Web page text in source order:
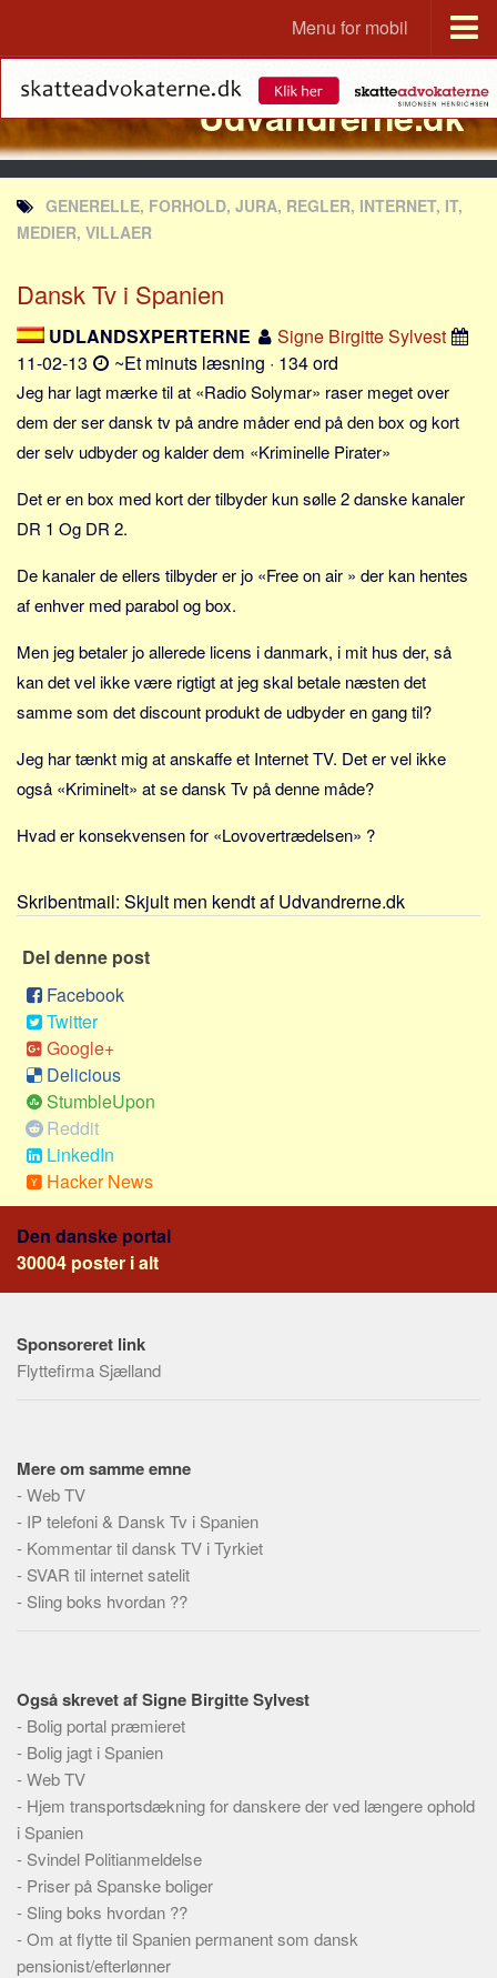
Menu for mobil
Portal
Udvandrerne.dk
Utvandrerne.no
Utvandrarna.se
Tyskland.dk
Rusland.dk
JLKM.dk
Lande
Tyrkiet
Sverige
Norge
Thailand
Italien
Grækenland
USA
Alle
Nøgleord
Bolig
Job
Investering
Forbrug
Social sikring og sundhed
Transport
Alle
Aspekter
Køb og salg
Økonomi
Skatter og afgifter
Alle
Emner
Skribenter
Personer
Steder
Kilder
Forhistorien
Redigering
Tekstannoncer
Bannere
Hjælp
Udvandrerne.dk
GENERELLE, FORHOLD, JURA, REGLER, INTERNET, IT,
MEDIER, VILLAER
Dansk Tv i Spanien
UDLANDSXPERTERNE
Signe Birgitte Sylvest
11-02-13
~Et minuts læsning · 134 ord
Jeg har lagt mærke til at «Radio Solymar» raser meget over
dem der ser dansk tv på andre måder end på den box og kort
der selv udbyder og kalder dem «Kriminelle Pirater»
Det er en box med kort der tilbyder kun sølle 2 danske kanaler
DR 1 Og DR 2.
De kanaler de ellers tilbyder er jo «Free on air » der kan hentes
af enhver med parabol og box.
Men jeg betaler jo allerede licens i danmark, i mit hus der, så
kan det vel ikke være rigtigt at jeg skal betale næsten det
samme som det discount produkt de udbyder en gang til?
Jeg har tænkt mig at anskaffe et Internet TV. Det er vel ikke
også «Kriminelt» at se dansk Tv på denne måde?
Hvad er konsekvensen for «Lovovertrædelsen» ?
Skribentmail: Skjult men kendt af Udvandrerne.dk
Del denne post
Facebook
Twitter
Google+
Delicious
StumbleUpon
Reddit
LinkedIn
Hacker News
Den danske portal
30004 poster i alt
Sponsoreret link
Flyttefirma Sjælland
Mere om samme emne
-Web TV
- IP telefoni & Dansk Tv i Spanien
- Kommentar til dansk TV i Tyrkiet
- SVAR til internet satelit
- Sling boks hvordan ??
Også skrevet af Signe Birgitte Sylvest
- Bolig portal præmieret
- Bolig jagt i Spanien
-Web TV
- Hjem transportsdækning for danskere der ved længere ophold
i Spanien
- Svindel Politianmeldelse
- Priser på Spanske boliger
- Sling boks hvordan ??
-Om at flytte til Spanien permanent som dansk
pensionist/efterlønner